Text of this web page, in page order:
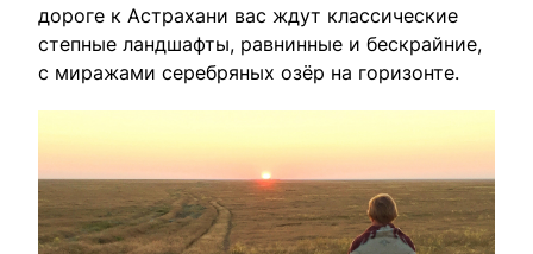
дороге к Астрахани вас ждут классические
степные ландшафты, равнинные и бескрайние,
с миражами серебряных озёр на горизонте.